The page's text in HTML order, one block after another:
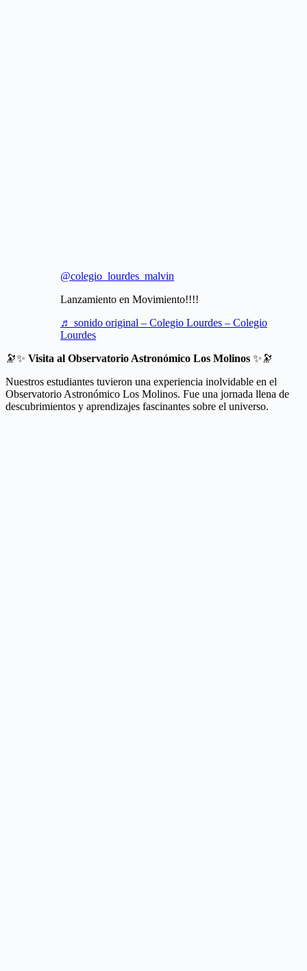
@colegio_lourdes_malvin
Lanzamiento en Movimiento!!!!
♬ sonido original – Colegio Lourdes – Colegio
Lourdes
🔭✨ Visita al Observatorio Astronómico Los Molinos ✨🔭
Nuestros estudiantes tuvieron una experiencia inolvidable en el
Observatorio Astronómico Los Molinos. Fue una jornada llena de
descubrimientos y aprendizajes fascinantes sobre el universo.